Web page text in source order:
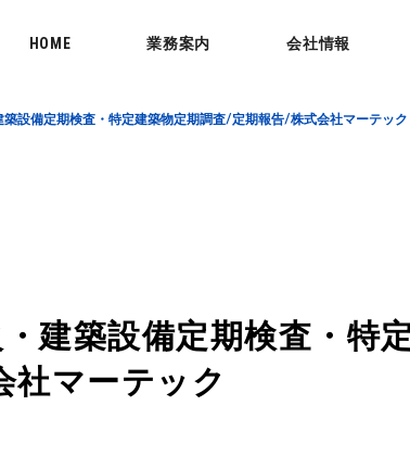
HOME 業務案内 会社情報
設備定期検査・特定建築物定期調査/定期報告/株式会社マーテック
建築設備定期検査・特
社マーテック